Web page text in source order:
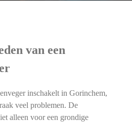
van een
inschakelt in Gorinchem,
veel problemen. De
alleen voor een grondige